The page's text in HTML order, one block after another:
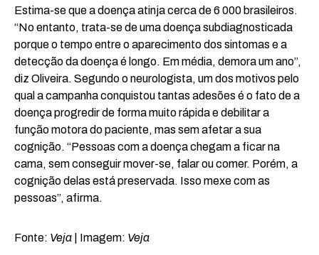
Estima-se que a doença atinja cerca de 6 000 brasileiros.
“No entanto, trata-se de uma doença subdiagnosticada
porque o tempo entre o aparecimento dos sintomas e a
detecção da doença é longo. Em média, demora um ano”,
diz Oliveira. Segundo o neurologista, um dos motivos pelo
qual a campanha conquistou tantas adesões é o fato de a
doença progredir de forma muito rápida e debilitar a
função motora do paciente, mas sem afetar a sua
cognição. “Pessoas com a doença chegam a ficar na
cama, sem conseguir mover-se, falar ou comer. Porém, a
cognição delas está preservada. Isso mexe com as
pessoas”, afirma.
Fonte: Veja | Imagem: Veja